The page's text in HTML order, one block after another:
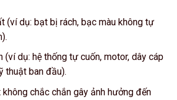
(ví dụ: bạt bị rách, bạc màu không tự
(ví dụ: hệ thống tự cuốn, motor, dây cáp
thuật ban đầu).
chắc chắn gây ảnh hưởng đến